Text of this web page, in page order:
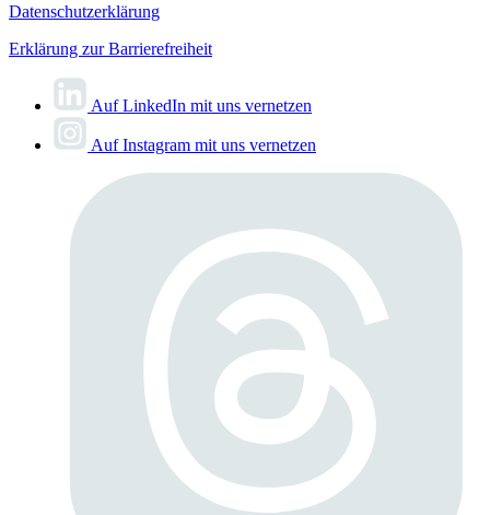
Datenschutzerklärung
Erklärung zur Barrierefreiheit
Auf LinkedIn mit uns vernetzen
Auf Instagram mit uns vernetzen